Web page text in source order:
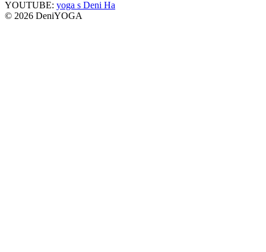
YOUTUBE: yoga s Deni Ha
© 2026 DeniYOGA